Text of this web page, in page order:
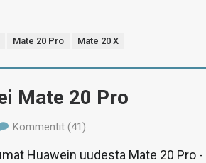
Mate 20 Pro Mate 20 X
Mate 20 Pro
Kommentit (41)
Huawein uudesta Mate 20 Pro -